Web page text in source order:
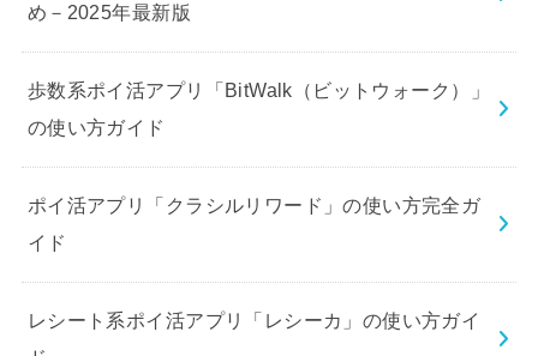
め－2025年最新版
歩数系ポイ活アプリ「BitWalk（ビットウォーク）」
の使い方ガイド
ポイ活アプリ「クラシルリワード」の使い方完全ガ
イド
レシート系ポイ活アプリ「レシーカ」の使い方ガイ